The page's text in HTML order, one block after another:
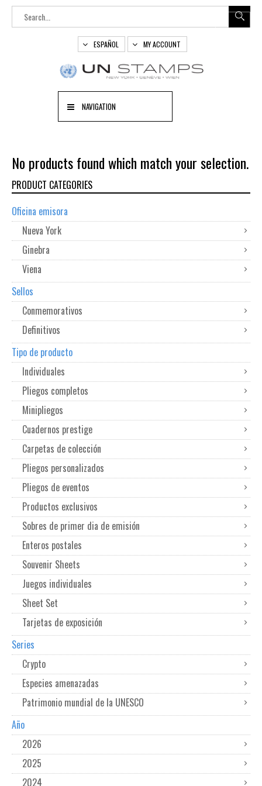
ESPAÑOL MY ACCOUNT
NAVIGATION
No products found which match your selection.
PRODUCT CATEGORIES
Oficina emisora
Nueva York
Ginebra
Viena
Sellos
Conmemorativos
Definitivos
Tipo de producto
Individuales
Pliegos completos
Minipliegos
Cuadernos prestige
Carpetas de colección
Pliegos personalizados
Pliegos de eventos
Productos exclusivos
Sobres de primer dia de emisión
Enteros postales
Souvenir Sheets
Juegos individuales
Sheet Set
Tarjetas de exposición
Series
Crypto
Especies amenazadas
Patrimonio mundial de la UNESCO
Año
2026
2025
2024